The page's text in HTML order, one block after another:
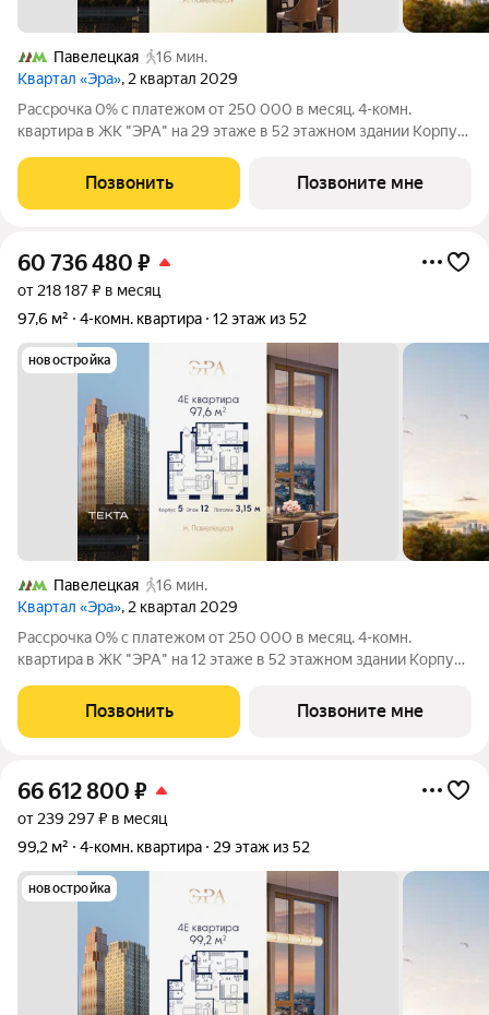
Павелецкая
16 мин.
Квартал «Эра», 2 квартал 2029
Рассрочка 0% с платежом от 250 000 в месяц. 4-комн.
квартира в ЖК "ЭРА" на 29 этаже в 52 этажном здании Корпус
потолков 3.15 м. Современный премиум-квартал ЭРА на
Дербеневской набережной,
Позвонить Позвоните мне
60 736 480 ₽
от 218 187 ₽ в месяц
97,6 м²
4-комн. квартира 12 этаж из 52
новостройка
Павелецкая
16 мин.
Квартал «Эра», 2 квартал 2029
Рассрочка 0% с платежом от 250 000 в месяц. 4-комн.
квартира в ЖК "ЭРА" на 12 этаже в 52 этажном здании Корпус
потолков 3.15 м. Современный премиум-квартал ЭРА на
Дербеневской набережной,
Позвонить Позвоните мне
66 612 800 ₽
от 239 297 ₽ в месяц
99,2 м²
4-комн. квартира 29 этаж из 52
новостройка